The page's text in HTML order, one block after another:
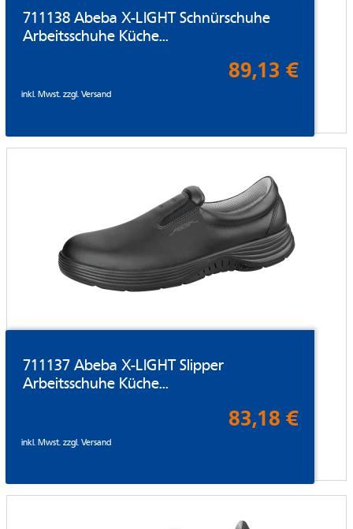
711138 Abeba X-LIGHT Schnürschuhe
Arbeitsschuhe Küche...
89,13 €
inkl. Mwst. zzgl.Versand
711137 Abeba X-LIGHT Slipper
Arbeitsschuhe Küche...
83,18 €
inkl. Mwst. zzgl.Versand